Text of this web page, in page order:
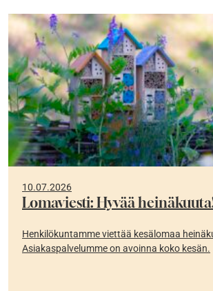
10.07.2026
Lomaviesti: Hyvää
Henkilökuntamme viettää kesälomaa
Asiakaspalvelumme on avoinna koko kesän.